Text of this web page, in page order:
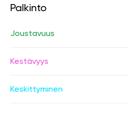
Palkinto
Joustavuus
Kestävyys
Keskittyminen